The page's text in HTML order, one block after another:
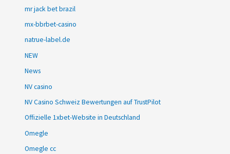
mr jack bet brazil
mx-bbrbet-casino
natrue-label.de
NEW
News
NV casino
NV Casino Schweiz Bewertungen auf TrustPilot
Offizielle 1xbet-Website in Deutschland
Omegle
Omegle cc